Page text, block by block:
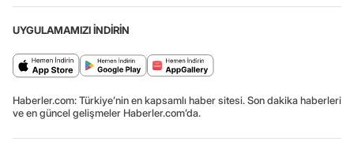
UYGULAMAMIZI İNDİRİN
Haberler.com: Türkiye’nin en kapsamlı haber sitesi. Son dakika haberleri
ve en güncel gelişmeler Haberler.com’da.